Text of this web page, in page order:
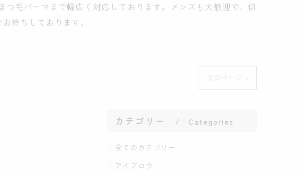
毛パーマまで幅広く対応しております。メンズも大歓迎で、似
待ちしております。
次のページ >
カテゴリー Categories
全てのカテゴリー
アイブロウ